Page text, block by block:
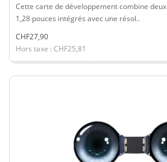
Cette carte de développement combine
1,28 pouces intégrés avec une résol..
CHF27,90
Hors taxe : CHF25,81